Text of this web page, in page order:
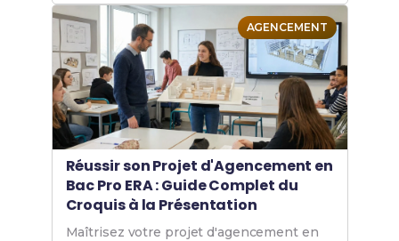
AGENCEMENT
Réussir son Projet d'Agencement en
Bac Pro ERA : Guide Complet du
Croquis à la Présentation
Maîtrisez votre projet d'agencement en